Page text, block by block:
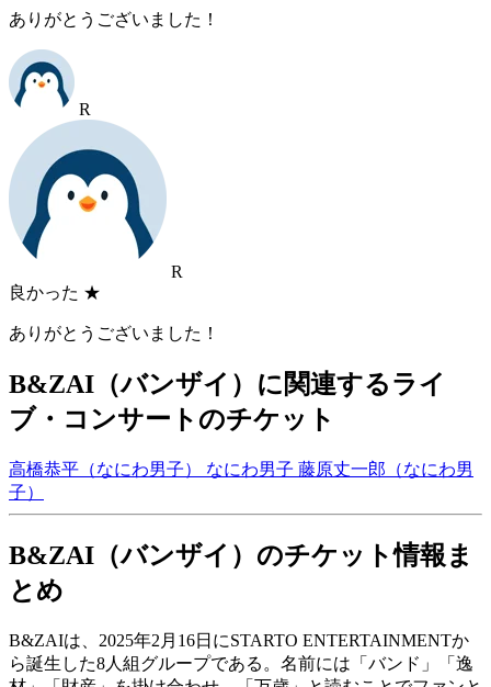
ありがとうございました！
R
R
良かった ★
ありがとうございました！
B&ZAI（バンザイ）に関連するライ
ブ・コンサートのチケット
高橋恭平（なにわ男子） なにわ男子 藤原丈一郎（なにわ男
子）
B&ZAI（バンザイ）のチケット情報ま
とめ
B&ZAIは、2025年2月16日にSTARTO ENTERTAINMENTか
ら誕生した8人組グループである。名前には「バンド」「逸